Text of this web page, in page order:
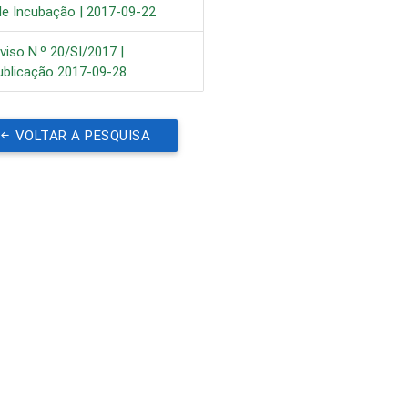
Incubação | 2017-09-22
N.º 20/SI/2017 |
2017-09-28
VOLTAR A PESQUISA